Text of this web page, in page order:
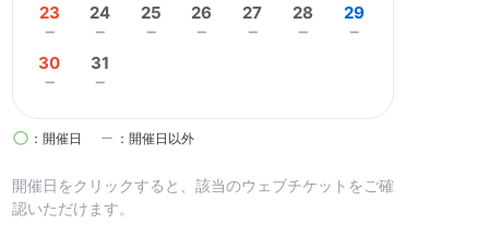
23
remove
24
remove
25
remove
26
remove
27
remove
28
remove
29
remove
30
remove
31
remove
circle ：開催日 remove ：開催日以外
開催日をクリックすると、該当のウェブチケットをご確
認いただけます。